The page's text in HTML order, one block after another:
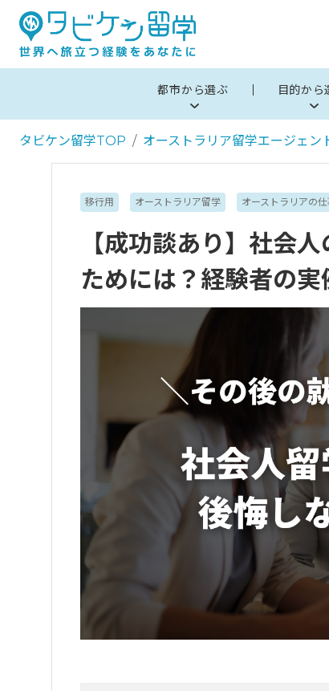
都市から選ぶ 目的から
タビケン留学TOP オーストラリア留学エージェン
移行用 オーストラリア留学 オーストラリアの
【成功談あり】社会
ためには？経験者の実